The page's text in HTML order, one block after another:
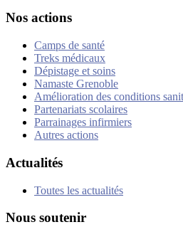
Nos actions
Camps de santé
Treks médicaux
Dépistage et soins
Namaste Grenoble
Amélioration des conditions
Partenariats scolaires
Parrainages infirmiers
Autres actions
Actualités
Toutes les actualités
Nous soutenir